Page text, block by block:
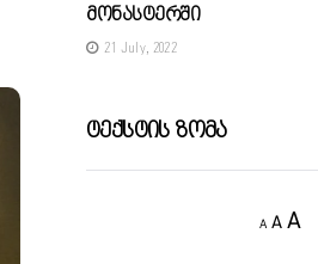
Მონასტერში
21 July, 2022
Ტექსტის Ზომა
A
Decrease
A Reset
A